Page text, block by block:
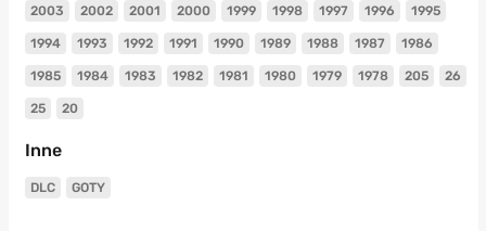
2003 2002 2001 2000 1999 1998 1997 1996 1995
1994 1993 1992 1991 1990 1989 1988 1987 1986
1985 1984 1983 1982 1981 1980 1979 1978 205 26
25 20
Inne
DLC GOTY